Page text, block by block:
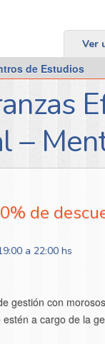
Ver
de Estudios
–
de
a 22:00 hs
gestión con
a cargo de la